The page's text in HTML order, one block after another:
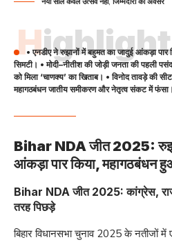
• एनडीए ने रुझानों में बहुमत का जादुई आंकड़ा
सिमटी। • मोदी–नीतीश की जोड़ी जनता की पहली
को मिला ‘चाणक्य’ का खिताब। • विनोद तावड़े की
महागठबंधन जातीय समीकरण और नेतृत्व संकट में फंसा।
Bihar NDA जीत 2025:
आंकड़ा पार किया, महागठबंधन
Bihar NDA जीत 2025: कांग्रेस,
तरह पिछड़े
बिहार विधानसभा चुनाव 2025 के नतीजों